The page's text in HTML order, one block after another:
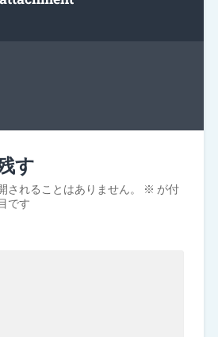
す
されることはありません。 ※ が付
です